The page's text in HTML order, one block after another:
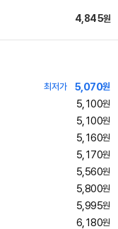
4,845원
최저가 5,070원
5,100원
5,100원
5,160원
5,170원
5,560원
5,800원
5,995원
6,180원